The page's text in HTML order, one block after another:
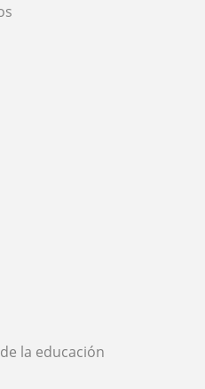
la educación